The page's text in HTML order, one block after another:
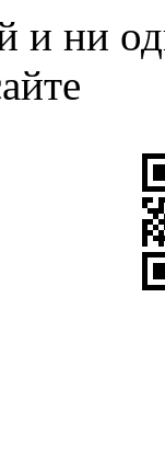
и ни